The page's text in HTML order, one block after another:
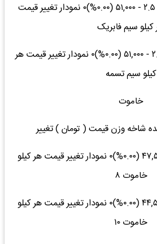
هر کیلو سیم فابریک ۱.۵ و ۲.۵ - ۵۱,۰۰۰ (۰.۰۰%)۰ نمودار تغییر قیمت
کیلو سیم فابریک
هر کیلو سیم تسمه ۱.۵ و ۲.۵ - ۵۱,۰۰۰ (۰.۰۰%)۰ نمودار تغییر قیمت هر
کیلو سیم تسمه
خاموت
شاخه وزن قیمت ( تومان ) تغییر
هر کیلو خاموت ۸ - - - ۴۷,۵۰۰ (۰.۰۰%)۰ نمودار تغییر قیمت هر کیلو
خاموت ۸
هر کیلو خاموت ۱۰ - - - ۴۴,۵۰۰ (۰.۰۰%)۰ نمودار تغییر قیمت هر کیلو
خاموت ۱۰